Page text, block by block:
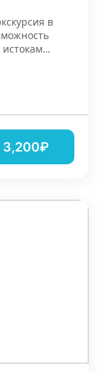
в
3,200₽